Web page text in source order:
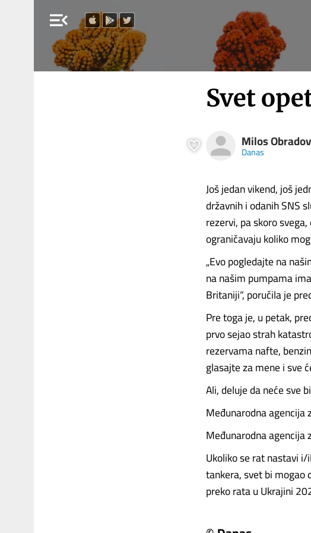
menu_open
Svet
Milos
Danas
Još jedan vikend, još
državnih i odanih SNS
rezervi, pa skoro
ograničavaju koliko
„Evo pogledajte na
na našim pumpama
Britaniji“, poručila je
Pre toga je, u petak,
prvo sejao strah
rezervama nafte,
glasajte za mene i sve
Ali, deluje da neće sve
Međunarodna agencija
Međunarodna agencija
Ukoliko se rat nastavi
tankera, svet bi mogao
preko rata u Ukrajini